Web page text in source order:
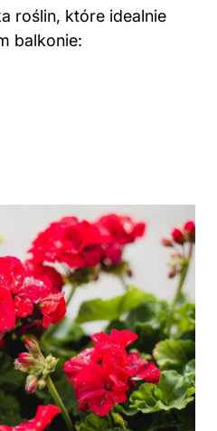
roślin, które idealnie
balkonie: